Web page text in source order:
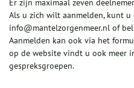
Er zijn maximaal zeven
Als u zich wilt aanmelden, kunt
info@mantelzorgenmeer.nl of
Aanmelden kan ook via het
op de website vindt u ook meer
gespreksgroepen.